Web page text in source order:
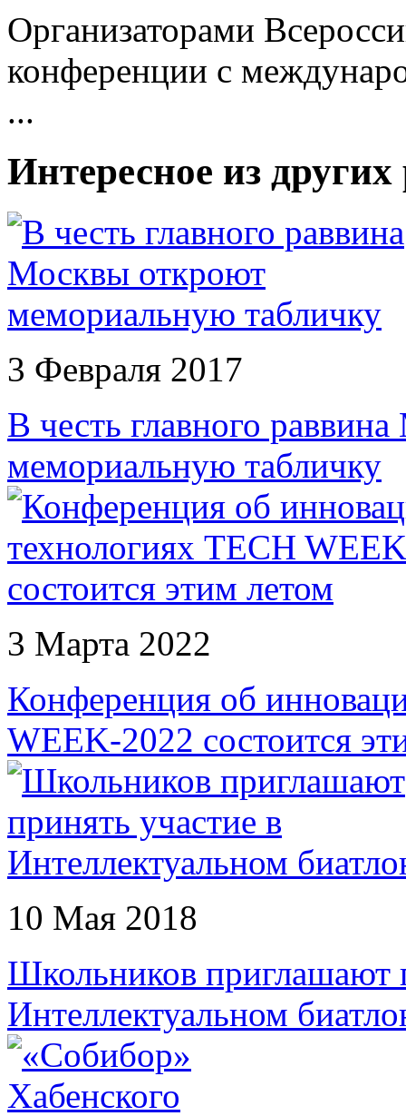
Организаторами
конференции с
...
Интересное из
3 Февраля 2017
В честь главного
мемориальную табличку
3 Марта 2022
Конференция об
WEEK-2022 состоится
10 Мая 2018
Школьников приглашают
Интеллектуальном